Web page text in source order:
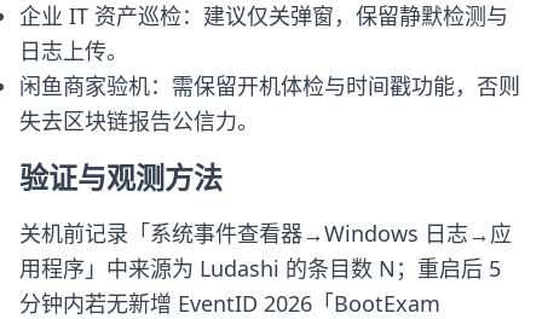
企业 IT 资产巡检：建议仅关弹窗，保留静默检测与
日志上传。
闲鱼商家验机：需保留开机体检与时间戳功能，否则
失去区块链报告公信力。
验证与观测方法
关机前记录「系统事件查看器→Windows 日志→应
用程序」中来源为 Ludashi 的条目数 N；重启后 5
分钟内若无新增 EventID 2026「BootExam